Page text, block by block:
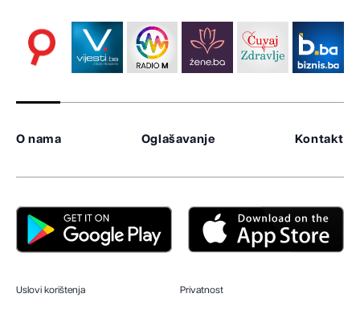
O nama Oglašavanje Kontakt
Uslovi korištenja Privatnost